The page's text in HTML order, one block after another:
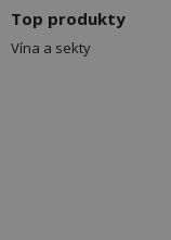
Top produkty
Vína a sekty